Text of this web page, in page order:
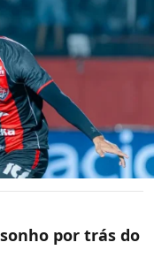
por trás do